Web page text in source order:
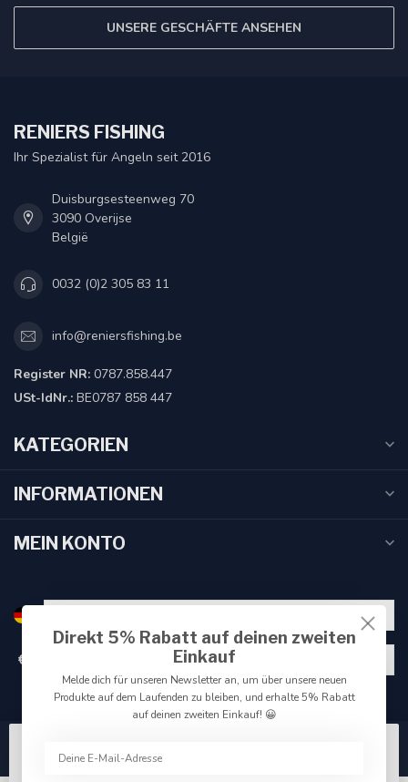
UNSERE GESCHÄFTE ANSEHEN
RENIERS FISHING
Ihr Spezialist für Angeln seit 2016
Duisburgsesteenweg 70
3090 Overijse
België
0032 (0)2 305 83 11
info@reniersfishing.be
Register NR: 0787.858.447
USt-IdNr.: BE0787 858 447
KATEGORIEN
INFORMATIONEN
MEIN KONTO
€
Direkt 5% Rabatt auf deinen zweiten
Einkauf
Melde dich für unseren Newsletter an, um über unsere neuen
Produkte auf dem Laufenden zu bleiben, und erhalte 5% Rabatt
auf deinen zweiten Einkauf! 😀